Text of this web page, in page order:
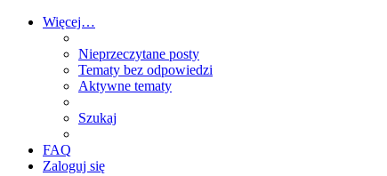
Więcej…
Nieprzeczytane posty
Tematy bez odpowiedzi
Aktywne tematy
Szukaj
FAQ
Zaloguj się